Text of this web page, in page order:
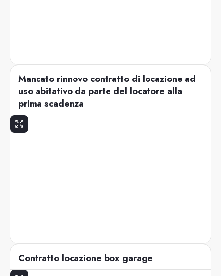
Mancato rinnovo contratto di locazione ad
uso abitativo da parte del locatore alla
prima scadenza
Contratto locazione box garage